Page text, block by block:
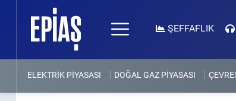
ŞEFFAFLIK
ELEKTRİK PİYASASI DOĞAL GAZ PİYASASI